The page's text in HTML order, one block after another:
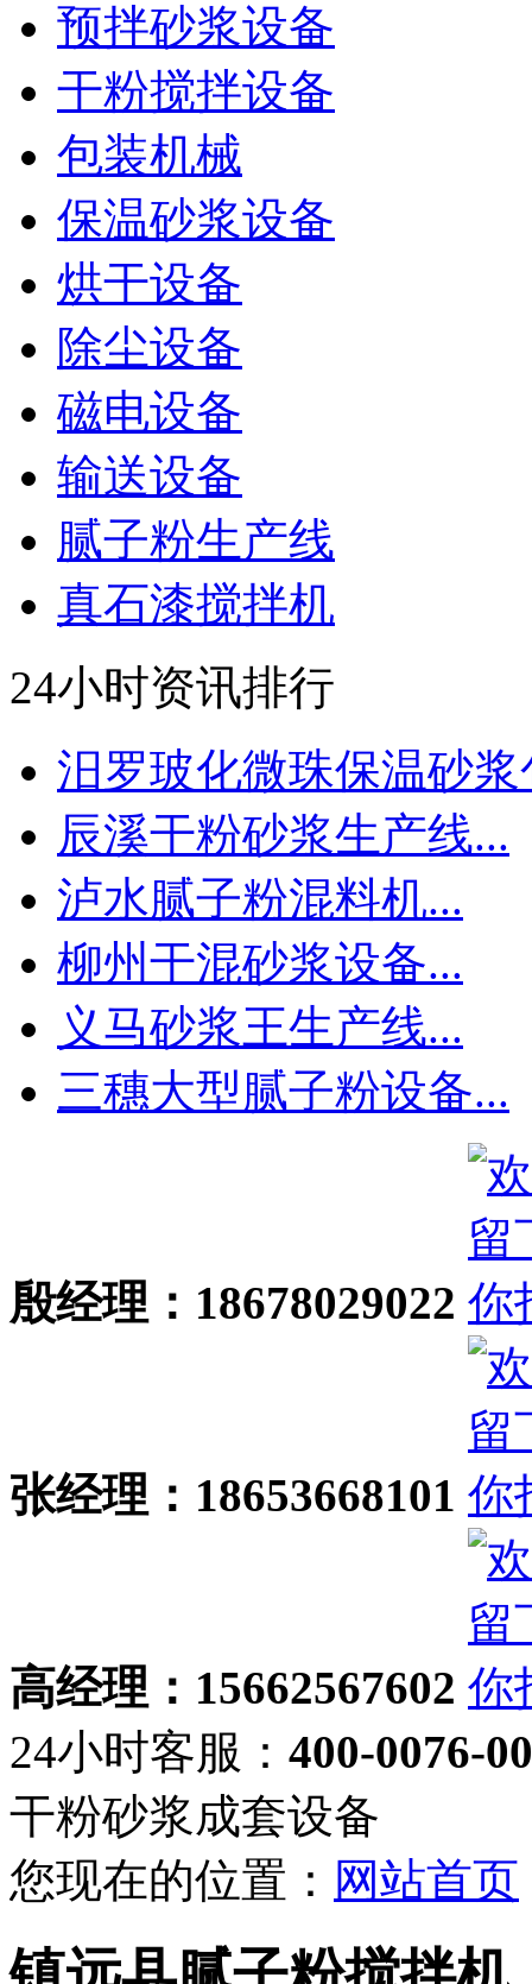
预拌砂浆设备
干粉搅拌设备
包装机械
保温砂浆设备
烘干设备
除尘设备
磁电设备
输送设备
腻子粉生产线
真石漆搅拌机
24小时资讯排行
汨罗玻化微珠保温砂浆
辰溪干粉砂浆生产线...
泸水腻子粉混料机...
柳州干混砂浆设备...
义马砂浆王生产线...
三穗大型腻子粉设备...
殷经理：18678029022
张经理：18653668101
高经理：15662567602
24小时客服： 400-0076-
干粉砂浆成套设备
您现在的位置： 网站首页